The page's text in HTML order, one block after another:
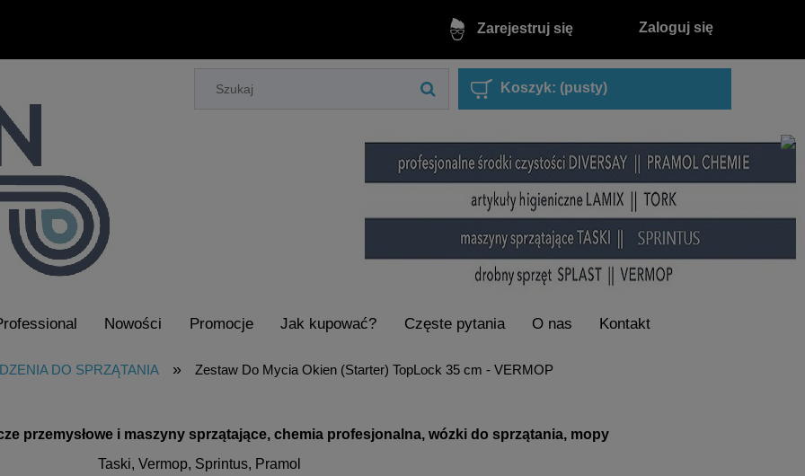
Zarejestruj się Zaloguj się
Koszyk: (pusty)
Nowości Promocje Jak kupować? Częste pytania O nas
Kontakt
DO SPRZĄTANIA » Zestaw Do Mycia Okien (Starter) TopLock 35 cm - VERMOP
przemysłowe i maszyny sprzątające, chemia profesjonalna, wózki do sprzątania, mopy
Taski, Vermop, Sprintus, Pramol